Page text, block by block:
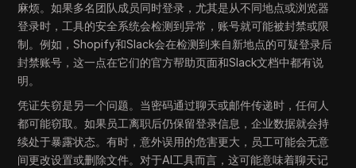
麻烦。如果多名团队成员同时登录，尤其是从不同地点或浏览器
登录时，工具的安全系统会检测到异常，账号就可能被封禁或限
制。例如，Shopify和Slack会在检测到来自新地点的可疑登录后
封禁账号，这一点在它们的官方帮助页面和Slack文档中都有说
明。
凭证失窃是另一个问题。当密码通过聊天或邮件传递时，任何人
都可能窃取。如果员工离职后仍保留登录信息，企业数据就会持
续处于暴露状态。有时，意外误用的危害更大，员工可能会无意
间更改设置或删除文件。对于AI工具而言，这可能意味着聊天记